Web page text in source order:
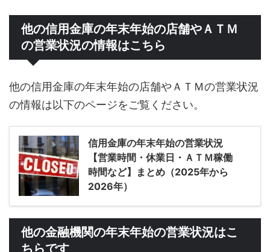
他の信用金庫の年末年始の店舗やＡＴＭ
の営業状況の情報はこちら
他の信用金庫の年末年始の店舗やＡＴＭの営業状況
の情報は以下のページをご覧ください。
信用金庫の年末年始の営業状況
【営業時間・休業日・ＡＴＭ稼働
時間など】まとめ（2025年から
2026年）
他の金融機関の年末年始の営業状況はこ
ちらです